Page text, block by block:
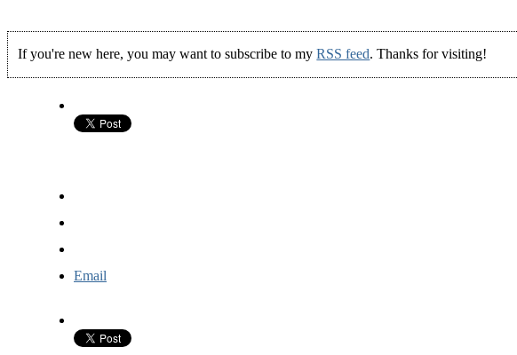
If you're new here, you may want to subscribe to myRSS feed. Thanks for visiting!
Email